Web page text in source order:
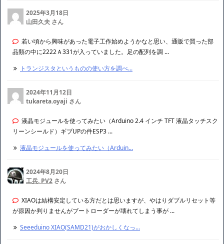
2025年3月18日
山田久夫 さん
若い頃から興味があった電子工作始めようかなと思い、通販で買った部
品類の中に2222Ａ331が入っていました。足の配列を調 ...
トランジスタというものの使い方を調べ...
2024年11月12日
tukareta.oyaji さん
液晶モジュールを使ってみたい（Arduino 2.4 インチ TFT 液晶タッチスク
リーンシールド）ギブUPの件ESP3 ...
液晶モジュールを使ってみたい（Arduin...
2024年8月20日
工兵. PV2 さん
XIAOは結構安定している方だとは思いますが、やはりダブルリセット等
が原因か判りませんがブートローダーが壊れてしまう事が ...
Seeeduino XIAO(SAMD21)がおかしくなっ...